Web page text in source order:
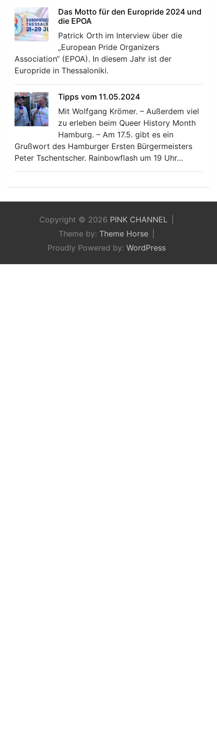
Das Motto für den Europride 2024 und
die EPOA
Patrick Orth im Interview über die
„European Pride Organizers
Association“ (EPOA). In diesem Jahr ist der
Europride in Thessaloniki.
Tipps vom 11.05.2024
Mit Wolfgang Krömer. – Außerdem viel
zu erleben beim Queer History Month
Hamburg. – Am 17.5. gibt es ein
Grußwort des Hamburger Ersten Bürgermeisters
Peter Tschentscher. Rainbowflash um 19 Uhr…
Copyright © 2026 PINK CHANNEL
Theme by: Theme Horse
Proudly Powered by: WordPress